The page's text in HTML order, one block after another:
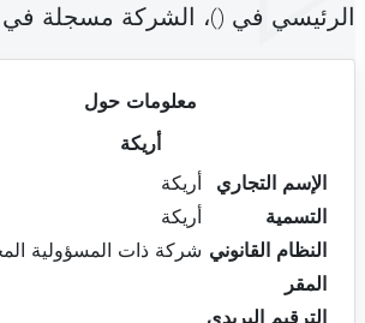
الرئيسي في ()، الشركة مسجلة
معلومات حول
أريكة
الإسم التجاري
أريكة
التسمية
أريكة
النظام القانوني شركة ذات المسؤولية
المقر
الترقيم البريدي